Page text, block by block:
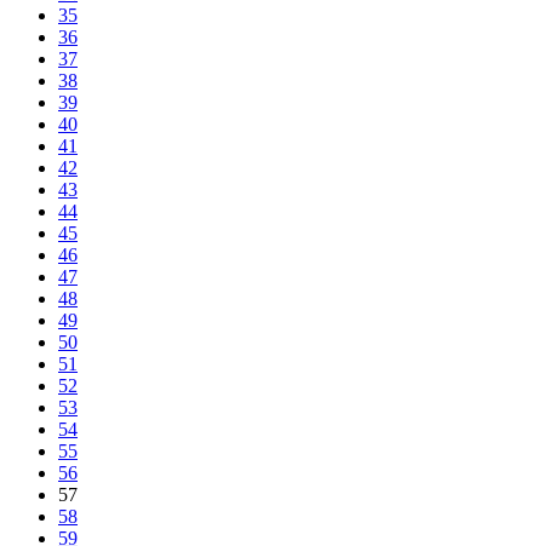
35
36
37
38
39
40
41
42
43
44
45
46
47
48
49
50
51
52
53
54
55
56
57
58
59